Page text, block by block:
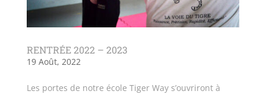
RENTRÉE 2022 – 2023
19 Août, 2022
Les portes de notre école Tiger Way s’ouvriront à